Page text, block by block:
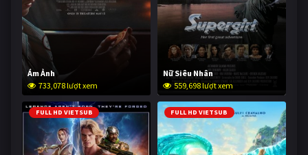
Ám Ảnh
733,078 lượt xem
Nữ Siêu Nhân
559,698 lượt xem
FULL HD VIETSUB FULL HD VIETSUB